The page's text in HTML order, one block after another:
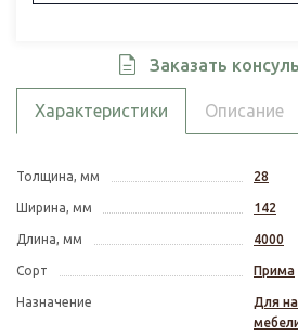
Заказать
Характеристики Описание
Толщина, мм 28
Ширина, мм 142
Длина, мм 4000
Сорт Прима
Назначение Для